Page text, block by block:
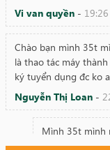
Vi van quyền -
Chào bạn mình 35t
là thao tác máy
ký tuyển dụng đc ko a
Nguyễn Thị Loan -
Mình 35t mình
hoạc cao hùng